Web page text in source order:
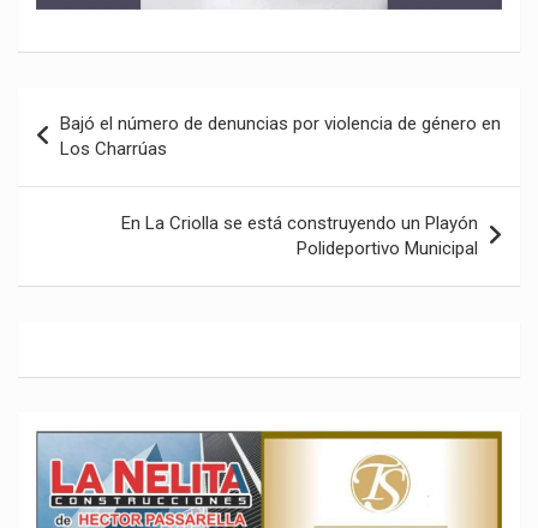
de
entradas
Bajó el número de denuncias por violencia de género en
Los Charrúas
En La Criolla se está construyendo un Playón
Polideportivo Municipal